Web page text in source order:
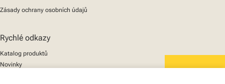
Zásady ochrany osobních údajů
Rychlé odkazy
Katalog produktů
Novinky